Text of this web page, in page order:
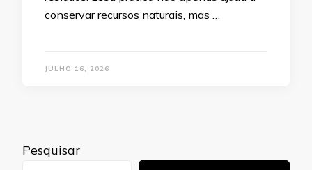
conservar recursos naturais, mas …
JULHO 16, 2026
Pesquisar